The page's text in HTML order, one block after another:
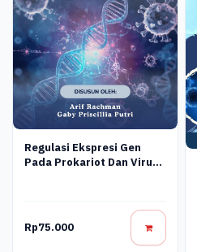
Regulasi Ekspresi Gen
Pada Prokariot Dan Virus:
Rp75.000